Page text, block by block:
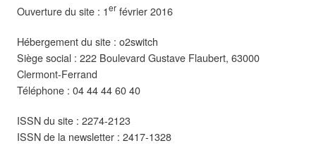
Ouverture du site : 1er février 2016
Hébergement du site : o2switch
Siège social : 222 Boulevard Gustave Flaubert, 63000
Clermont-Ferrand
Téléphone : 04 44 44 60 40
ISSN du site : 2274-2123
ISSN de la newsletter : 2417-1328